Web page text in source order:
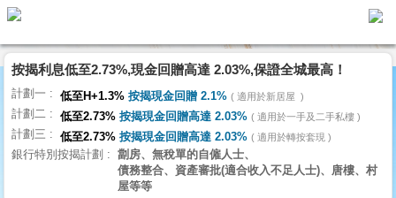
代
理
主
頁
搵
樓/
按揭利息低至2.73%,現金回贈高達 2.03%,保證全城最高！
計劃一 低至H+1.3% 按揭現金回贈 2.1% 適用於新居屋
計劃二 低至2.73% 按揭現金回贈高達 2.03% 適用於一手及二手私樓
計劃三 低至2.73% 按揭現金回贈高達 2.03% 適用於轉按套現
銀行特別按揭計劃
劏房、無稅單的自僱人士、
債務整合、資產審批(適合收入不足人士)、唐樓、村
屋等等